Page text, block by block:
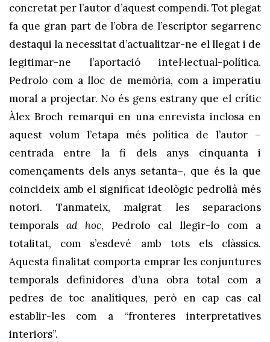
concretat per l’autor d’aquest compendi. Tot plegat
fa que gran part de l’obra de l’escriptor segarrenc
destaqui la necessitat d’actualitzar-ne el llegat i de
legitimar-ne l’aportació intel·lectual-política.
Pedrolo com a lloc de memòria, com a imperatiu
moral a projectar. No és gens estrany que el crític
Àlex Broch remarqui en una enrevista inclosa en
aquest volum l’etapa més política de l’autor –
centrada entre la fi dels anys cinquanta i
començaments dels anys setanta–, que és la que
coincideix amb el significat ideològic pedrolià més
notori. Tanmateix, malgrat les separacions
temporals ad hoc,
Pedrolo cal llegir-lo com a
totalitat, com s’esdevé amb tots els clàssics.
Aquesta finalitat comporta emprar les conjuntures
temporals definidores d’una obra total com a
pedres de toc analítiques, però en cap cas cal
establir-les com a “fronteres interpretatives
interiors”.